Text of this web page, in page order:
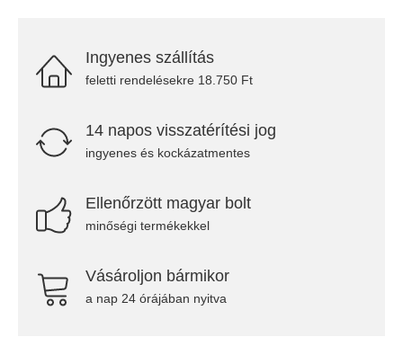
Ingyenes szállítás
feletti rendelésekre 18.750 Ft
14 napos visszatérítési jog
ingyenes és kockázatmentes
Ellenőrzött magyar bolt
minőségi termékekkel
Vásároljon bármikor
a nap 24 órájában nyitva